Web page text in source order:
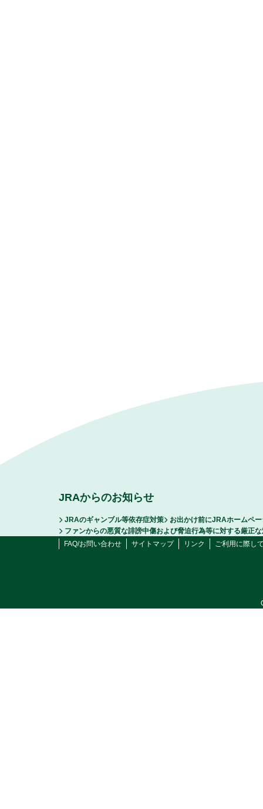
JRAからのお知らせ
JRAのギャンブル等依存症対策
お出かけ前にJRAホームペ
ファンからの悪質な誹謗中傷および脅迫行為等に対する厳正
FAQ/お問い合わせ
サイトマップ リンク ご利用に際し